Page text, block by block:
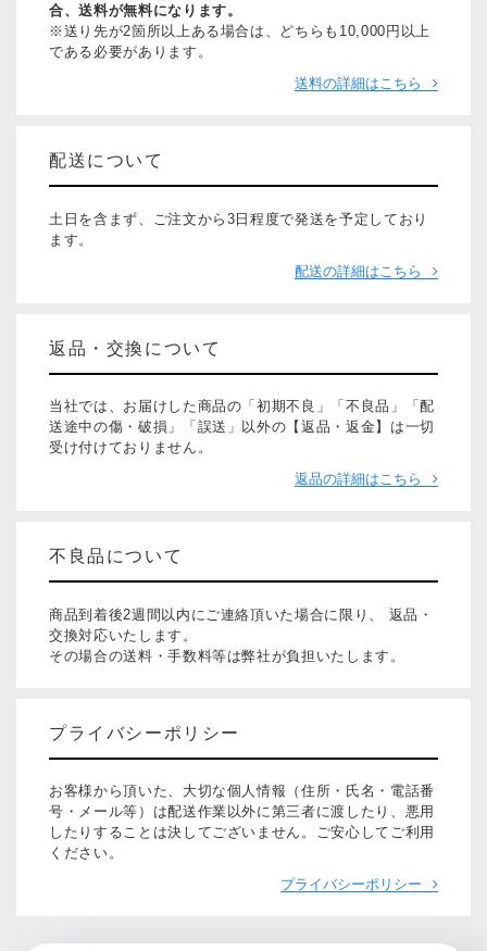
合、送料が無料になります。
※送り先が2箇所以上ある場合は、どちらも10,000円以上
である必要があります。
送料の詳細はこちら
配送について
土日を含まず、ご注文から3日程度で発送を予定しており
ます。
配送の詳細はこちら
返品・交換について
当社では、お届けした商品の「初期不良」「不良品」「配
送途中の傷・破損」「誤送」以外の【返品・返金】は一切
受け付けておりません。
返品の詳細はこちら
不良品について
商品到着後2週間以内にご連絡頂いた場合に限り、 返品・
交換対応いたします。
その場合の送料・手数料等は弊社が負担いたします。
プライバシーポリシー
お客様から頂いた、大切な個人情報（住所・氏名・電話番
号・メール等）は配送作業以外に第三者に渡したり、悪用
したりすることは決してございません。ご安心してご利用
ください。
プライバシーポリシー